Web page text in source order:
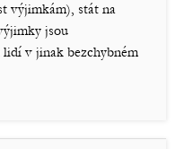
výjimkám), stát na
jsou
v jinak bezchybném